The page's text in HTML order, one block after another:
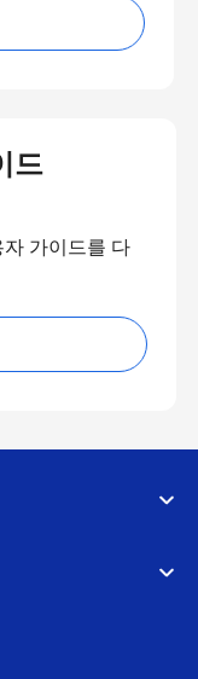
드
가이드를 다